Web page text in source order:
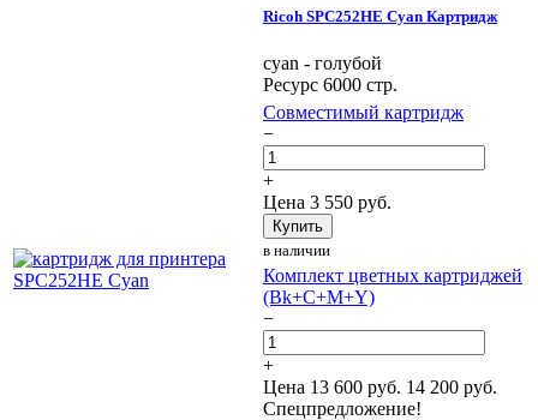
Ricoh SPC252HE Cyan Картридж
cyan - голубой
Ресурс 6000 стр.
Совместимый картридж
−
+
Цена 3 550 руб.
Купить
в наличии
Комплект цветных картриджей
(Bk+C+M+Y)
−
+
Цена 13 600 руб. 14 200 руб.
Спецпредложение!